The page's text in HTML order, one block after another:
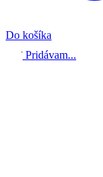
Do košíka
Pridávam...